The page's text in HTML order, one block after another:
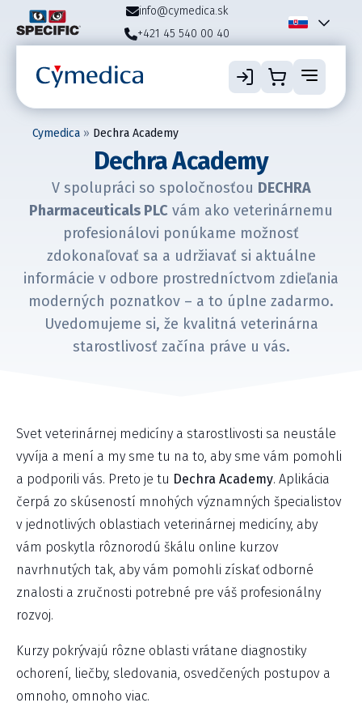
info@cymedica.sk
+421 45 540 00 40
Cymedica » Dechra Academy
Dechra Academy
V spolupráci so spoločnosťou DECHRA
Pharmaceuticals PLC vám ako veterinárnemu
profesionálovi ponúkame možnosť
zdokonaľovať sa a udržiavať si aktuálne
informácie v odbore prostredníctvom zdieľania
moderných poznatkov – a to úplne zadarmo.
Uvedomujeme si, že kvalitná veterinárna
starostlivosť začína práve u vás.
Svet veterinárnej medicíny a starostlivosti sa neustále
vyvíja a mení a my sme tu na to, aby sme vám pomohli
a podporili vás. Preto je tu Dechra Academy. Aplikácia
čerpá zo skúseností mnohých významných špecialistov
v jednotlivých oblastiach veterinárnej medicíny, aby
vám poskytla rôznorodú škálu online kurzov
navrhnutých tak, aby vám pomohli získať odborné
znalosti a zručnosti potrebné pre váš profesionálny
rozvoj.
Kurzy pokrývajú rôzne oblasti vrátane diagnostiky
ochorení, liečby, sledovania, osvedčených postupov a
omnoho, omnoho viac.